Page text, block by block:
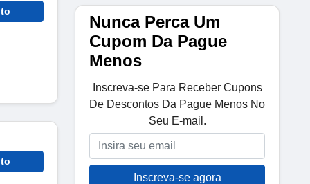
Nunca Perca Um
Cupom Da Pague
Menos
Inscreva-se Para Receber Cupons
De Descontos Da Pague Menos No
Seu E-mail.
Inscreva-se agora